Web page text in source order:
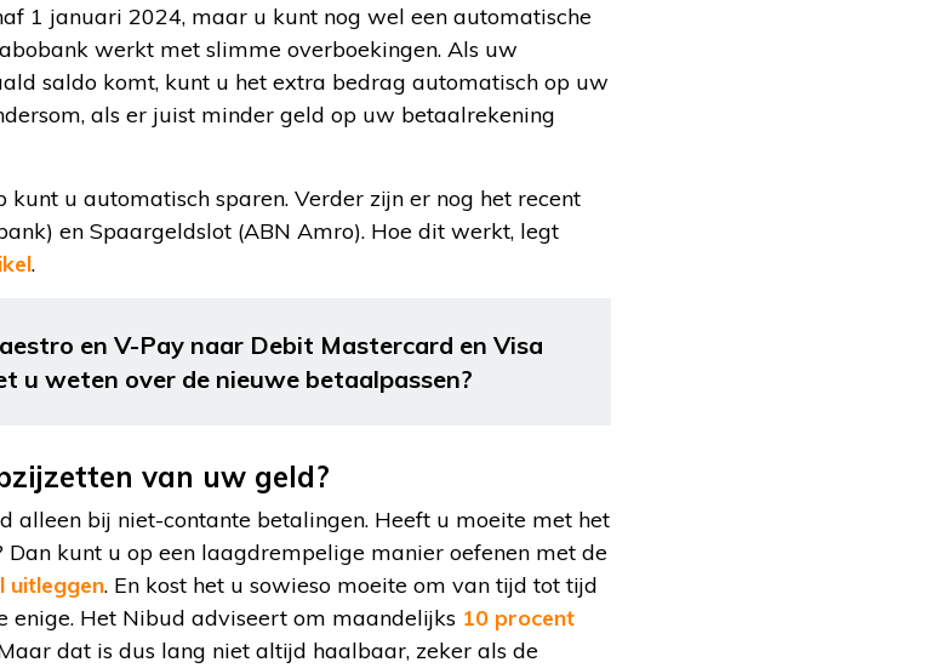
1 januari 2024, maar u kunt nog wel een automatische
werkt met slimme overboekingen. Als uw
saldo komt, kunt u het extra bedrag automatisch op uw
als er juist minder geld op uw betaalrekening
kunt u automatisch sparen. Verder zijn er nog het recent
en Spaargeldslot (ABN Amro). Hoe dit werkt, legt
.
en V-Pay naar Debit Mastercard en Visa
u weten over de nieuwe betaalpassen?
van uw geld?
alleen bij niet-contante betalingen. Heeft u moeite met het
kunt u op een laagdrempelige manier oefenen met de
uitleggen. En kost het u sowieso moeite om van tijd tot tijd
enige. Het Nibud adviseert om maandelijks 10 procent
dat is dus lang niet altijd haalbaar, zeker als de